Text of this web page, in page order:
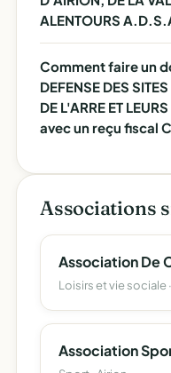
ALENTOURS
Comment faire un
DEFENSE DES
DE L'ARRE ET
avec un reçu fiscal
Associations
Loisirs et vie sociale